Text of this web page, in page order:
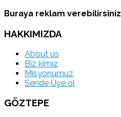
Buraya reklam verebilirsiniz
HAKKIMIZDA
About us
Biz kimiz
Misyonumuz
Sende Üye ol
GÖZTEPE